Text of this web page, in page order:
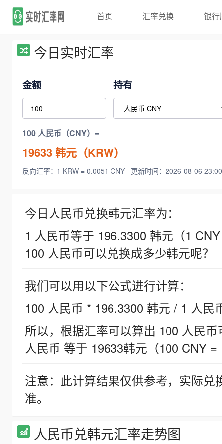
首页 汇率兑换 银行
今日实时汇率
金额 持有
100 人民币（CNY）=
19633韩元（KRW）
反向汇率：1 KRW = 0.0051 CNY 更新时间：2026-08-06
今日人民币兑换韩元汇率为：
1 人民币等于 196.3300 韩元（1
100 人民币可以兑换成多少韩元呢？
我们可以用以下公式进行计算：
100 人民币 * 196.3300 韩元 / 1 人民
所以，根据汇率可以算出 100 人民
人民币 等于 19633韩元（100 CNY =
注意：此计算结果仅供参考，实际
准。
人民币兑韩元汇率走势图